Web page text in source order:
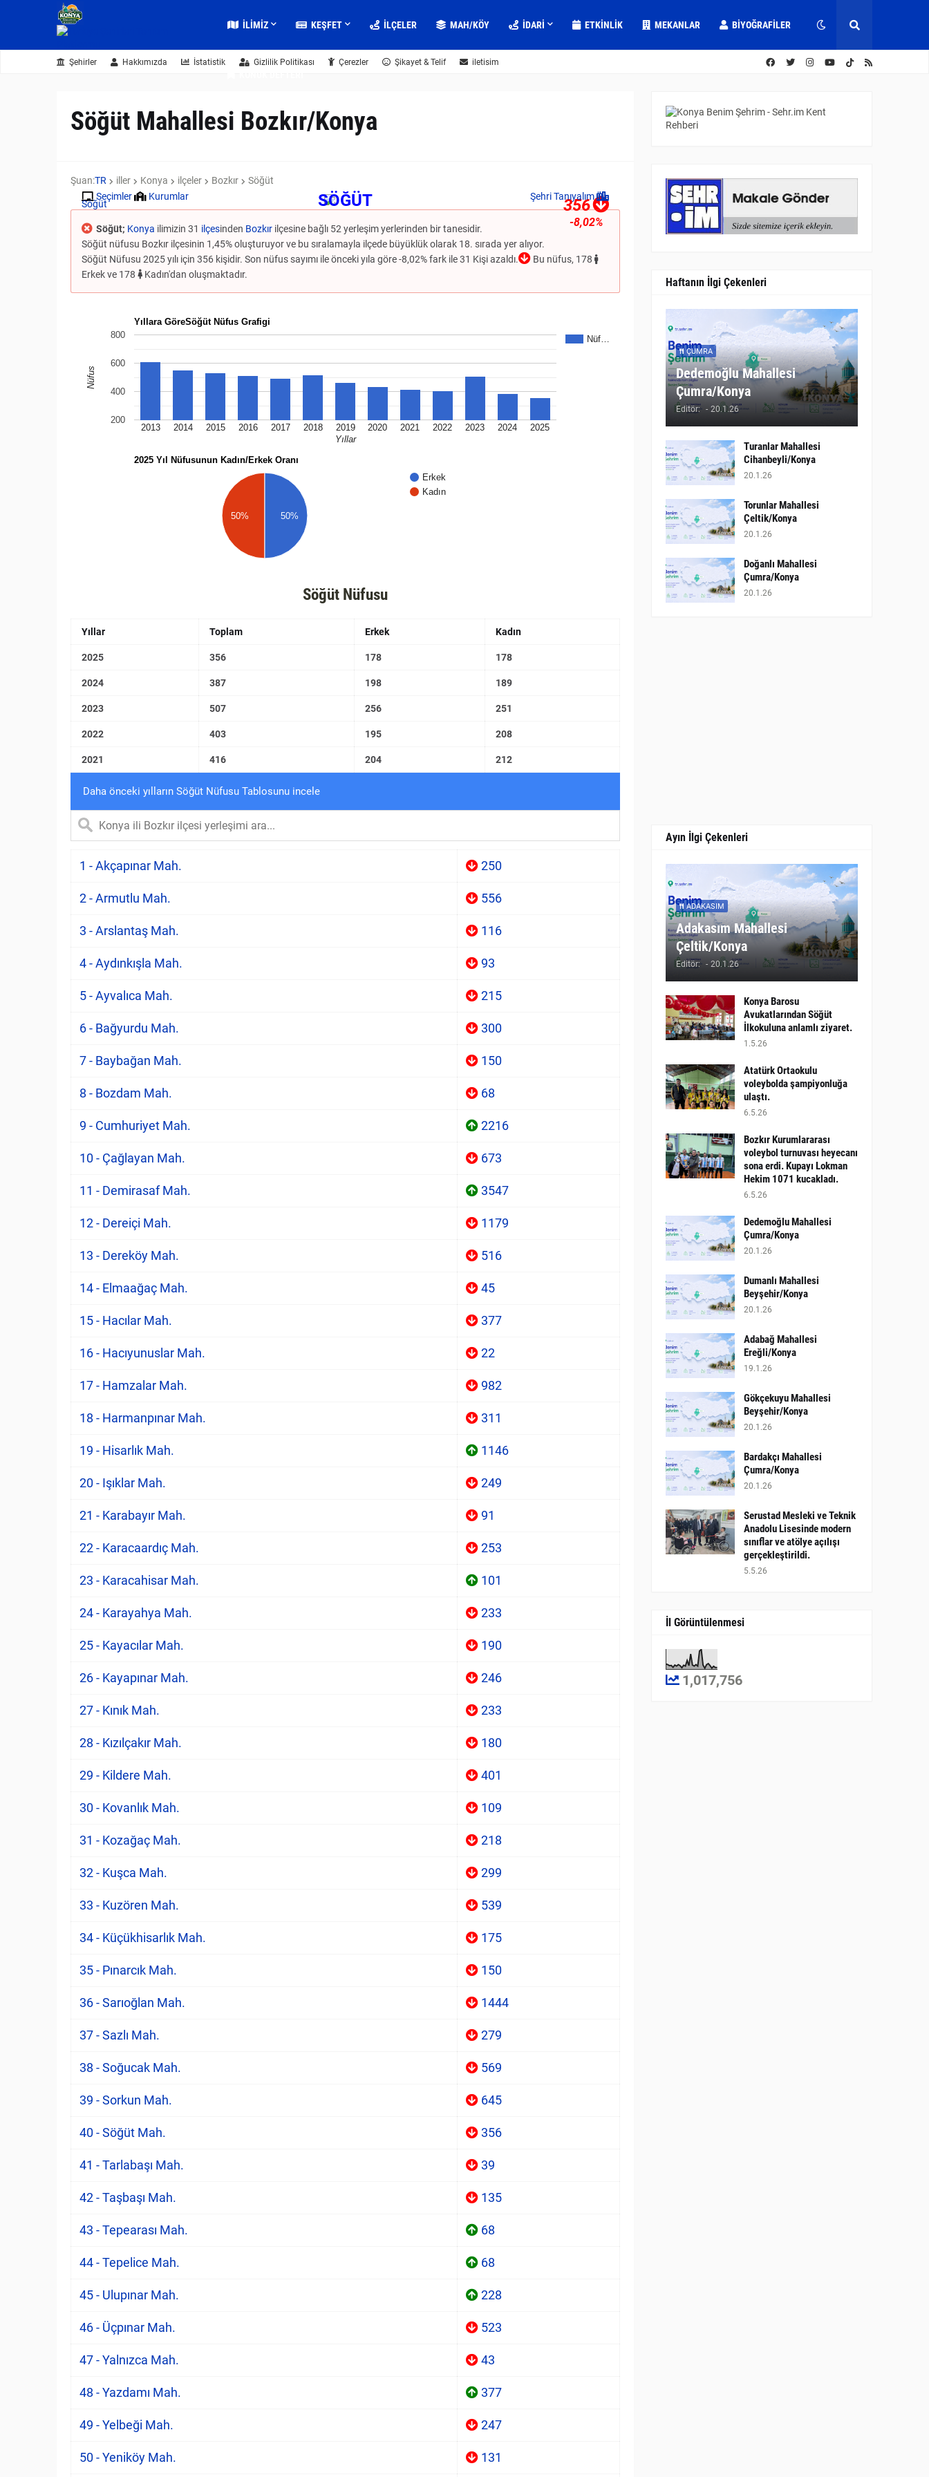
İLIMIZ KEŞFET İLÇELER MAH/KÖY IDARI ETKINLIK MEKANLAR BIYOĞRAFILER
Şehirler Hakkımızda İstatistik Gizlilik Politikası Çerezler Şikayet & Telif iletisim
Söğüt Mahallesi Bozkır/Konya
Şuan:TR iller Konya ilçeler Bozkır
Söğüt
Seçimler
Kurumlar
Söğüt 356
-8,02%
Şehri Tanıyalım
SÖĞÜT
Söğüt; Konya ilimizin 31 ilçesinden Bozkır ilçesine bağlı 52 yerleşim yerlerinden bir tanesidir.
Söğüt nüfusu Bozkır ilçesinin 1,45% oluşturuyor ve bu sıralamayla ilçede büyüklük olarak 18. sırada yer alıyor.
Söğüt Nüfusu 2025 yılı için 356 kişidir. Son nüfus sayımı ile önceki yıla göre -8,02% fark ile 31 Kişi azaldı.
Bu nüfus, 178
Erkek ve 178
Kadın'dan oluşmaktadır.
Yıllara GöreSöğüt Nüfus Grafigi
Nüf…
2013 2014 2015 2016 2017 2018 2019 2020 2021 2022 2023 2024 2025
200
400
600
800
Yıllar
Nüfus
2025 Yıl Nüfusunun Kadın/Erkek Oranı
Erkek
Kadın
50% 50%
Söğüt Nüfusu
Yıllar Toplam Erkek Kadın
2025 356 178 178
2024 387 198 189
2023 507 256 251
2022 403 195 208
2021 416 204 212
Daha önceki yılların Söğüt Nüfusu Tablosunu incele
1 - Akçapınar Mah. 250
2 - Armutlu Mah. 556
3 - Arslantaş Mah. 116
4 - Aydınkışla Mah. 93
5 - Ayvalıca Mah. 215
6 - Bağyurdu Mah. 300
7 - Baybağan Mah. 150
8 - Bozdam Mah. 68
9 - Cumhuriyet Mah. 2216
10 - Çağlayan Mah. 673
11 - Demirasaf Mah. 3547
12 - Dereiçi Mah. 1179
13 - Dereköy Mah. 516
14 - Elmaağaç Mah. 45
15 - Hacılar Mah. 377
16 - Hacıyunuslar Mah. 22
17 - Hamzalar Mah. 982
18 - Harmanpınar Mah. 311
19 - Hisarlık Mah. 1146
20 - Işıklar Mah. 249
21 - Karabayır Mah. 91
22 - Karacaardıç Mah. 253
23 - Karacahisar Mah. 101
24 - Karayahya Mah. 233
25 - Kayacılar Mah. 190
26 - Kayapınar Mah. 246
27 - Kınık Mah. 233
28 - Kızılçakır Mah. 180
29 - Kildere Mah. 401
30 - Kovanlık Mah. 109
31 - Kozağaç Mah. 218
32 - Kuşca Mah. 299
33 - Kuzören Mah. 539
34 - Küçükhisarlık Mah. 175
35 - Pınarcık Mah. 150
36 - Sarıoğlan Mah. 1444
37 - Sazlı Mah. 279
38 - Soğucak Mah. 569
39 - Sorkun Mah. 645
40 - Söğüt Mah. 356
41 - Tarlabaşı Mah. 39
42 - Taşbaşı Mah. 135
43 - Tepearası Mah. 68
44 - Tepelice Mah. 68
45 - Ulupınar Mah. 228
46 - Üçpınar Mah. 523
47 - Yalnızca Mah. 43
48 - Yazdamı Mah. 377
49 - Yelbeği Mah. 247
50 - Yeniköy Mah. 131
Haftanın İlgi Çekenleri
ÇUMRA
Dedemoğlu Mahallesi
Çumra/Konya
Editör: - 20.1.26
Turanlar Mahallesi
Cihanbeyli/Konya
20.1.26
Torunlar Mahallesi
Çeltik/Konya
20.1.26
Doğanlı Mahallesi
Çumra/Konya
20.1.26
Ayın İlgi Çekenleri
ADAKASIM
Adakasım Mahallesi
Çeltik/Konya
Editör: - 20.1.26
Konya Barosu
Avukatlarından Söğüt
İlkokuluna anlamlı ziyaret.
1.5.26
Atatürk Ortaokulu
voleybolda şampiyonluğa
ulaştı.
6.5.26
Bozkır Kurumlararası
voleybol turnuvası heyecanı
sona erdi. Kupayı Lokman
Hekim 1071 kucakladı.
6.5.26
Dedemoğlu Mahallesi
Çumra/Konya
20.1.26
Dumanlı Mahallesi
Beyşehir/Konya
20.1.26
Adabağ Mahallesi
Ereğli/Konya
19.1.26
Gökçekuyu Mahallesi
Beyşehir/Konya
20.1.26
Bardakçı Mahallesi
Çumra/Konya
20.1.26
​Serustad Mesleki ve Teknik
Anadolu Lisesinde modern
sınıflar ve atölye açılışı
gerçekleştirildi.
5.5.26
İl Görüntülenmesi
1,017,756